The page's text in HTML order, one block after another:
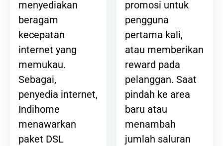
menyediakan
beragam
kecepatan
internet yang
memukau.
Sebagai,
penyedia internet,
Indihome
menawarkan
paket DSL
promosi untuk
pengguna
pertama kali,
atau memberikan
reward pada
pelanggan. Saat
pindah ke area
baru atau
menambah
jumlah saluran